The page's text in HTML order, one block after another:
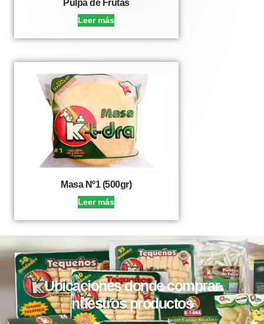
Pulpa de Frutas
Leer más
Masa Nº1 (500gr)
Leer más
Ubicaciones donde comprar
nuestros productos